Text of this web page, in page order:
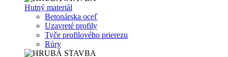
Hutný materiál
Betonárska oceľ
Uzavreté profily
Tyče profilového prierezu
Rúry